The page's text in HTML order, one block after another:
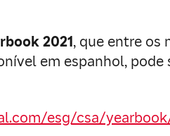
2021, que entre os
em espanhol, pode
esg/csa/